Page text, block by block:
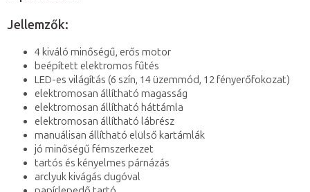
Jellemzők:
4 kiváló minőségű, erős motor
beépített elektromos fűtés
LED-es világítás (6 szín, 14 üzemmód, 12 fényerőfokozat)
elektromosan állítható magasság
elektromosan állítható háttámla
elektromosan állítható lábrész
manuálisan állítható elülső kartámlák
jó minőségű fémszerkezet
tartós és kényelmes párnázás
arclyuk kivágás dugóval